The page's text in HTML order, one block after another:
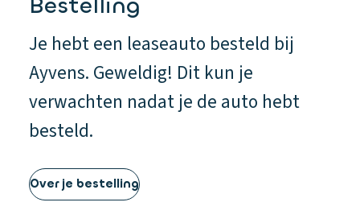
Je hebt een leaseauto besteld bij
Ayvens. Geweldig! Dit kun je
verwachten nadat je de auto hebt
besteld.
Over je bestelling